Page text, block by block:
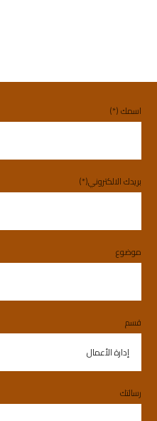
اسمك (*)
بريدك الالكتروني(*)
موضوع
قسم
رسالتك